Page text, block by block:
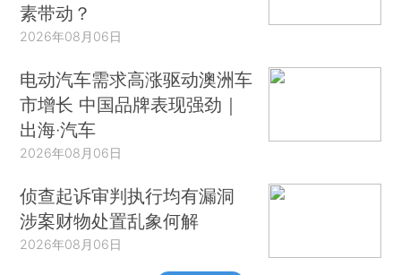
素带动？
2026年08月06日
电动汽车需求高涨驱动澳洲车
市增长 中国品牌表现强劲｜
出海·汽车
2026年08月06日
侦查起诉审判执行均有漏洞
涉案财物处置乱象何解
2026年08月06日